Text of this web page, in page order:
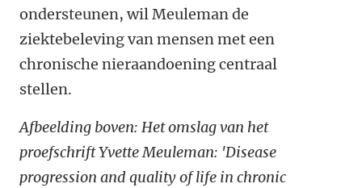
ondersteunen, wil Meuleman de
ziektebeleving van mensen met een
chronische nieraandoening centraal
stellen.
Afbeelding boven: Het omslag van het
proefschrift Yvette Meuleman: 'Disease
progression and quality of life in chronic